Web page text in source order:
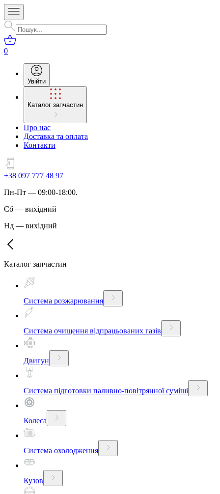
0
Увійти
Каталог запчастин
Про нас
Доставка та оплата
Контакти
+38 097 777 48 97
Пн-Пт — 09:00-18:00.
Сб — вихідний
Нд — вихідний
Каталог запчастин
Система розжарювання
Система очищення відпрацьованих газів
Двигун
Система підготовки паливно-повітрянної суміші
Колеса
Система охолодження
Кузов